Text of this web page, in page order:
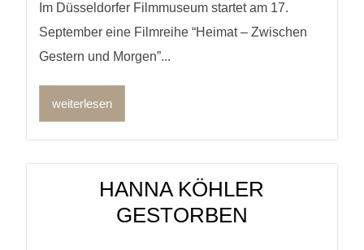
Im Düsseldorfer Filmmuseum startet am 17.
September eine Filmreihe “Heimat – Zwischen
Gestern und Morgen”...
weiterlesen
HANNA KÖHLER
GESTORBEN